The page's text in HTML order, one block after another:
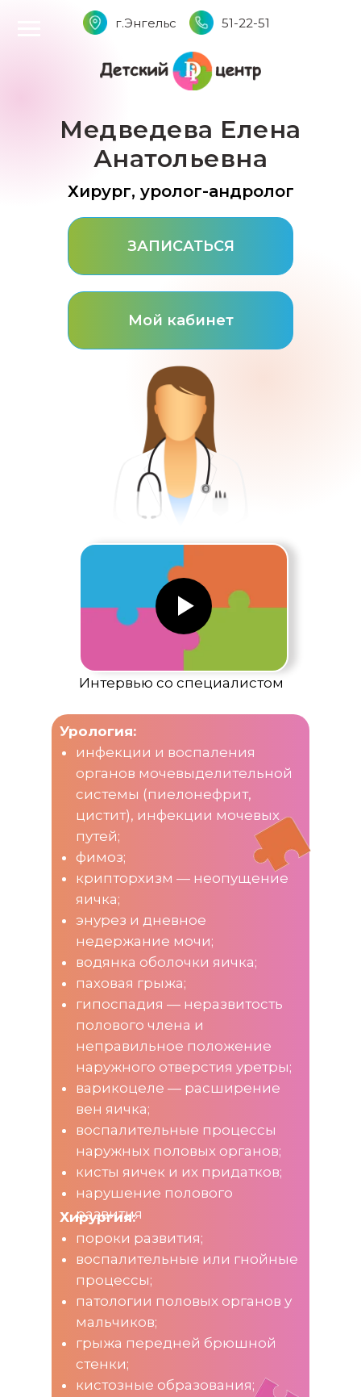
Медведева Елена
Анатольевна
г.Энгельс 51-22-51
Хирург, уролог-андролог
ЗАПИСАТЬСЯ
Мой кабинет
Интервью со специалистом
Хирургия:
пороки развития;
воспалительные или гнойные
процессы;
патологии половых органов у
мальчиков;
грыжа передней брюшной
стенки;
кистозные образования;
Урология:
инфекции и воспаления
органов мочевыделительной
системы (пиелонефрит,
цистит), инфекции мочевых
путей;
фимоз;
крипторхизм — неопущение
яичка;
энурез и дневное
недержание мочи;
водянка оболочки яичка;
паховая грыжа;
гипоспадия — неразвитость
полового члена и
неправильное положение
наружного отверстия уретры;
варикоцеле — расширение
вен яичка;
воспалительные процессы
наружных половых органов;
кисты яичек и их придатков;
нарушение полового
развития